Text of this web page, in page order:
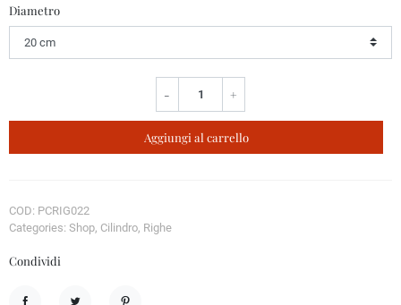
Diametro
- +
Aggiungi al carrello
COD: PCRIG022
Categories: Shop, Cilindro, Righe
Condividi